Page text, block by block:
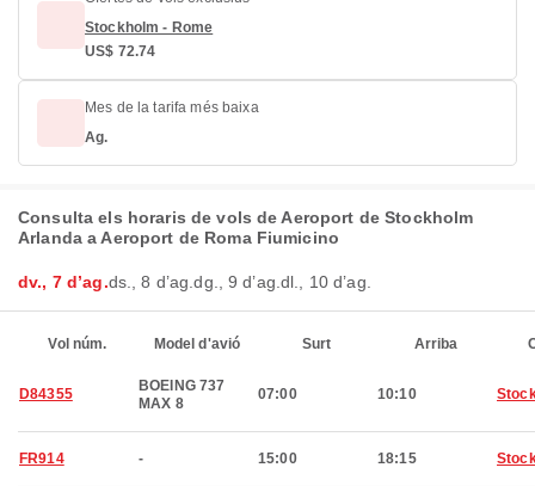
Stockholm - Rome
US$ 72.74
Mes de la tarifa més baixa
Ag.
Consulta els horaris de vols de Aeroport de Stockholm
Arlanda a Aeroport de Roma Fiumicino
dv., 7 d’ag.ds., 8 d’ag.dg., 9 d’ag.dl., 10 d’ag.
Vol núm. Model d'avió Surt Arriba
D84355
BOEING 737
MAX 8
07:00 10:10
FR914 - 15:00 18:15